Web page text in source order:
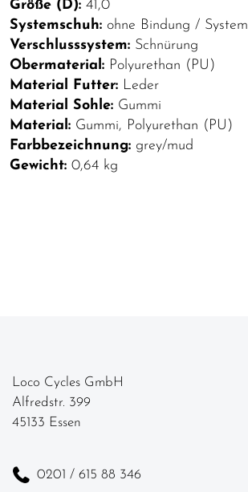
Größe (D): 41,0
Systemschuh: ohne Bindung / System
Verschlusssystem: Schnürung
Obermaterial: Polyurethan (PU)
Material Futter: Leder
Material Sohle: Gummi
Material: Gummi, Polyurethan (PU)
Farbbezeichnung: grey/mud
Gewicht: 0,64 kg
Loco Cycles GmbH
Alfredstr. 399
45133 Essen
0201 / 615 88 346